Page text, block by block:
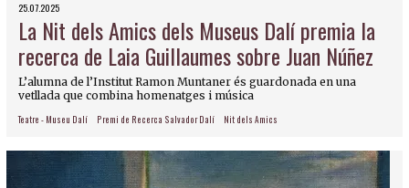
25.07.2025
La Nit dels Amics dels Museus Dalí premia la
recerca de Laia Guillaumes sobre Juan Núñez
L’alumna de l’Institut Ramon Muntaner és guardonada en una
vetllada que combina homenatges i música
Teatre - Museu Dalí Premi de Recerca Salvador Dalí Nit dels Amics